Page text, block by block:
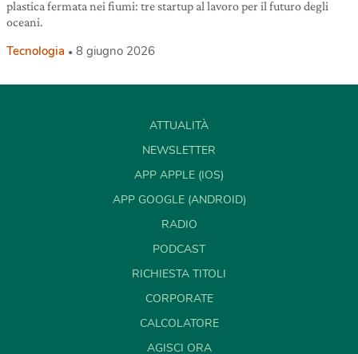
plastica fermata nei fiumi: tre startup al lavoro per il futuro degli
oceani.
Tecnologia 8 giugno 2026
ATTUALITÀ
NEWSLETTER
APP APPLE (IOS)
APP GOOGLE (ANDROID)
RADIO
PODCAST
RICHIESTA TITOLI
CORPORATE
CALCOLATORE
AGISCI ORA